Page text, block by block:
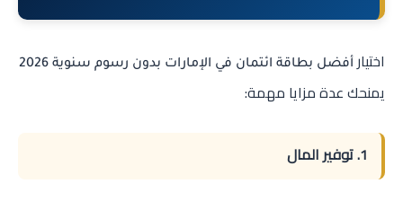
اختيار أفضل بطاقة ائتمان في الإمارات بدون رسوم سنوية 2026
يمنحك عدة مزايا مهمة:
1. توفير المال